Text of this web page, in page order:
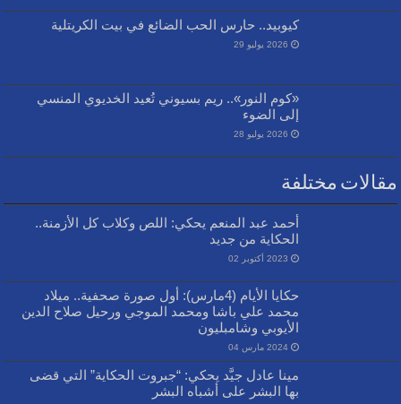
كيوبيد.. حارس الحب الضائع في بيت الكريتلية
2026 يوليو 29
«كوم النور».. ريم بسيوني تُعيد الخديوي المنسي
إلى الضوء
2026 يوليو 28
مقالات مختلفة
أحمد عبد المنعم يحكي: اللص وكلاب كل الأزمنة..
الحكاية من جديد
2023 أكتوبر 02
حكايا الأيام (4مارس): أول صورة صحفية.. ميلاد
محمد علي باشا ومحمد الموجي ورحيل صلاح الدين
الأيوبي وشامبليون
2024 مارس 04
مينا عادل جيَّد يحكي: “جبروت الحكاية” التي قضى
بها البشر على أشباه البشر